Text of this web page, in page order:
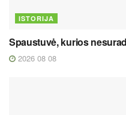
ISTORIJA
Spaustuvė, kurios
2026 08 08